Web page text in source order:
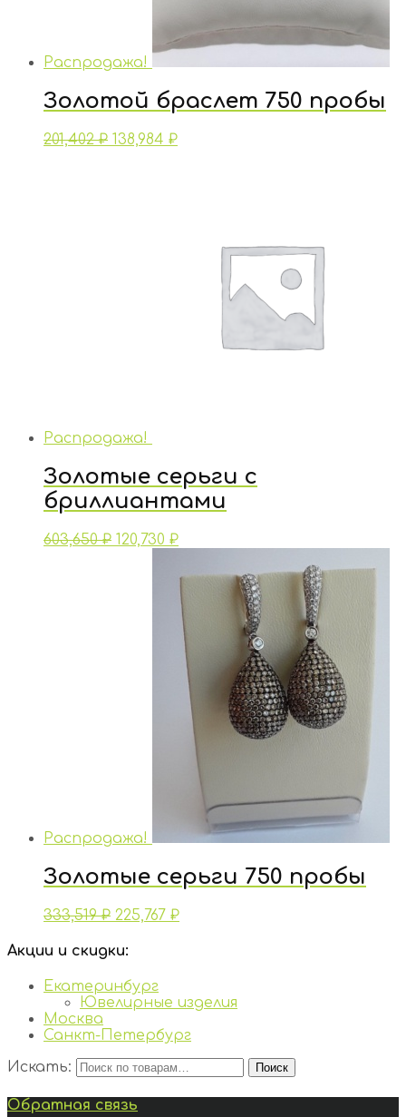
Распродажа!
Золотой браслет 750 пробы
201,402₽ 138,984 ₽
Распродажа!
Золотые серьги с
бриллиантами
603,650₽ 120,730 ₽
Распродажа!
Золотые серьги 750 пробы
333,519₽ 225,767 ₽
Акции и скидки:
Екатеринбург
Ювелирные изделия
Москва
Санкт-Петербург
Искать:
Поиск
Обратная связь